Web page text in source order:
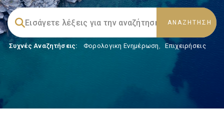
Συχνές Αναζητήσεις: Φορολογικη Ενημέρωση, Επιχειρήσεις